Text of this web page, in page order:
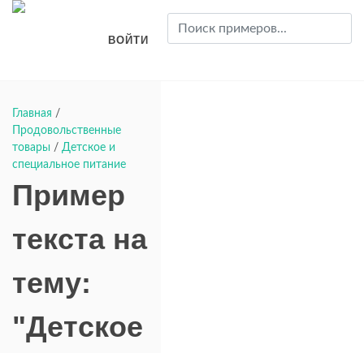
ВОЙТИ
Главная /
Продовольственные
товары / Детское и
специальное питание
Пример
текста на
тему:
"Детское